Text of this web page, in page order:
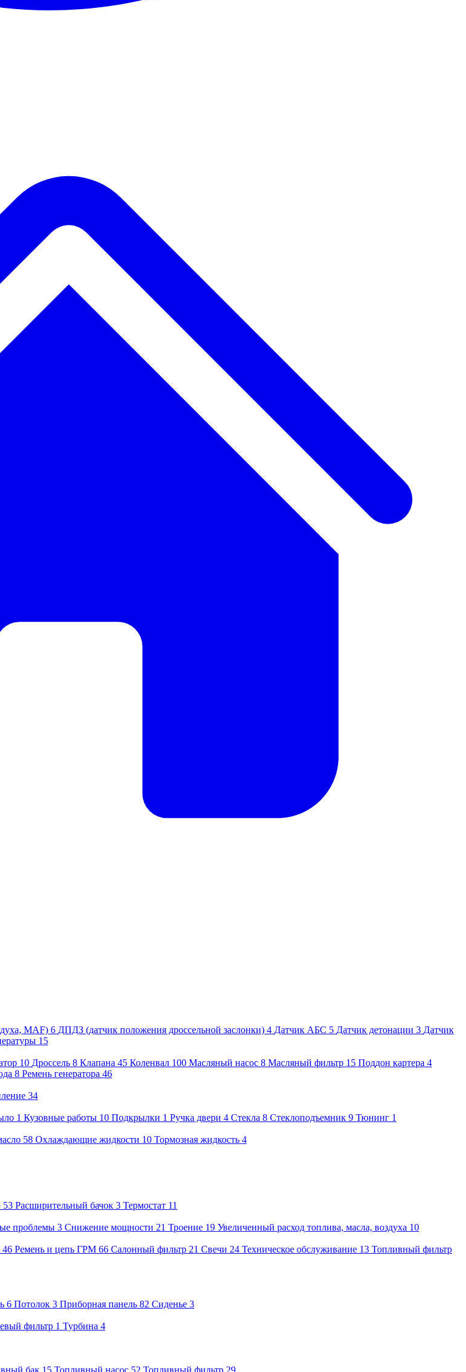
MAF) 6 ДПДЗ (датчик положения дроссельной заслонки) 4 Датчик АБС 5 Датчик детонации 3 Датчик
15
10 Дроссель 8 Клапана 45 Коленвал 100 Масляный насос 8 Масляный фильтр 15 Поддон картера 4
8 Ремень генератора 46
34
1 Кузовные работы 10 Подкрылки 1 Ручка двери 4 Стекла 8 Стеклоподъемник 9 Тюнинг 1
58 Охлаждающие жидкости 10 Тормозная жидкость 4
53 Расширительный бачок 3 Термостат 11
проблемы 3 Снижение мощности 21 Троение 19 Увеличенный расход топлива, масла, воздуха 10
46 Ремень и цепь ГРМ 66 Салонный фильтр 21 Свечи 24 Техническое обслуживание 13 Топливный фильтр
6 Потолок 3 Приборная панель 82 Сиденье 3
фильтр 1 Турбина 4
бак 15 Топливный насос 52 Топливный фильтр 29